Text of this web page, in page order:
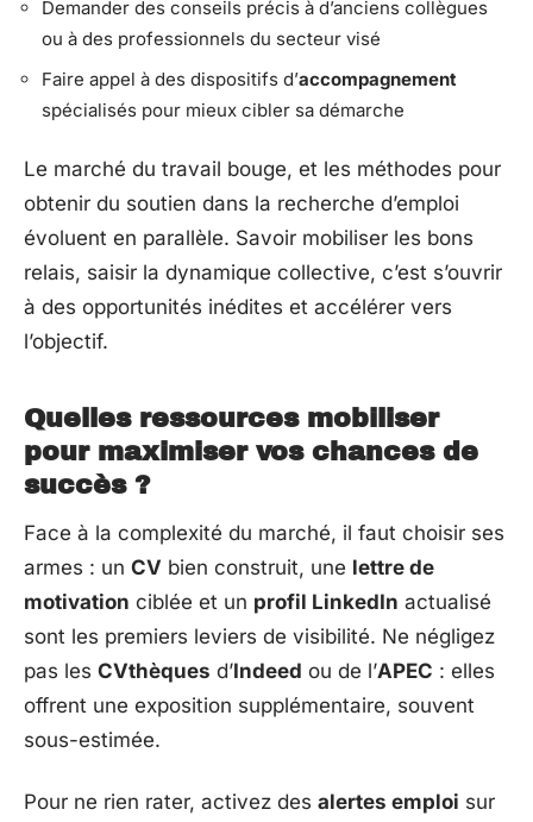
Demander des conseils précis à d’anciens collègues
ou à des professionnels du secteur visé
Faire appel à des dispositifs d’accompagnement
spécialisés pour mieux cibler sa démarche
Le marché du travail bouge, et les méthodes pour
obtenir du soutien dans la recherche d’emploi
évoluent en parallèle. Savoir mobiliser les bons
relais, saisir la dynamique collective, c’est s’ouvrir
à des opportunités inédites et accélérer vers
l’objectif.
Quelles ressources mobiliser
pour maximiser vos chances de
succès ?
Face à la complexité du marché, il faut choisir ses
armes : un CV bien construit, une lettre de
motivation ciblée et un profil LinkedIn actualisé
sont les premiers leviers de visibilité. Ne négligez
pas les CVthèques d’Indeed ou de l’APEC : elles
offrent une exposition supplémentaire, souvent
sous-estimée.
Pour ne rien rater, activez des alertes emploi sur